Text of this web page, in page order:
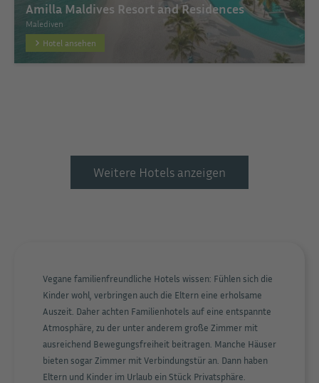
Amilla Maldives Resort and Residences
Malediven
Hotel ansehen
Weitere Hotels anzeigen
Vegane familienfreundliche Hotels wissen: Fühlen sich die
Kinder wohl, verbringen auch die Eltern eine erholsame
Auszeit. Daher achten Familienhotels auf eine entspannte
Atmosphäre, zu der unter anderem große Zimmer mit
ausreichend Bewegungsfreiheit beitragen. Manche Häuser
bieten sogar Zimmer mit Verbindungstür an. Dann haben
Eltern und Kinder im Urlaub ein Stück Privatsphäre.